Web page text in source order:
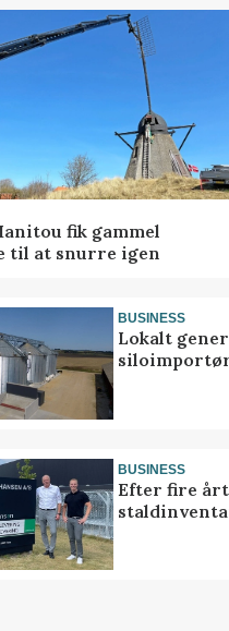
fik gammel
til at snurre igen
BUSINESS
Lokalt
BUSINESS
Efter fire